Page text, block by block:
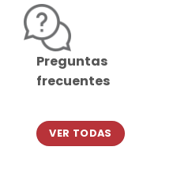
Preguntas
frecuentes
VER TODAS